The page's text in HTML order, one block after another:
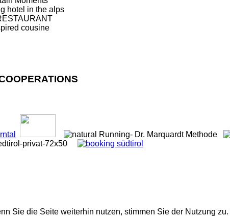
hotel in the alps
cousine
Sie die Seite weiterhin nutzen, stimmen Sie der Nutzung zu.